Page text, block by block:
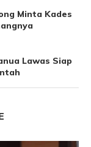
Minta Kades
Lawas Siap